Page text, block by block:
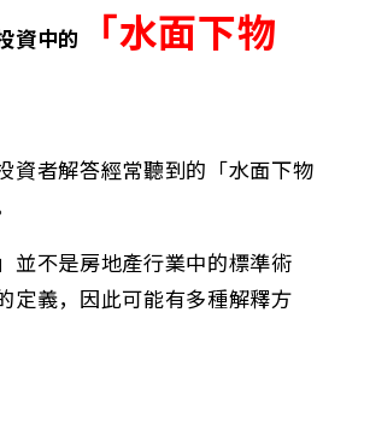
資中的
「水面下物
資者解答經常聽到的「水面下物
並不是房地產行業中的標準術
定義，因此可能有多種解釋方